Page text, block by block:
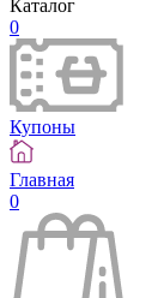
Каталог
0
Купоны
Главная
0